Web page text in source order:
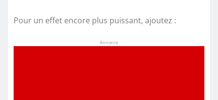
Pour un effet encore plus puissant, ajoutez :
Annonce